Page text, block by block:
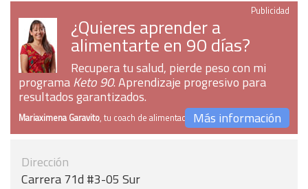
Publicidad
¿Quieres aprender a
alimentarte en 90 días?
Recupera tu salud, pierde peso con mi
programaKeto 90. Aprendizaje progresivo para
resultados garantizados.
Mariaximena Garavito, tu coach de alimentaciónMás información
Dirección
Carrera 71d #3-05 Sur